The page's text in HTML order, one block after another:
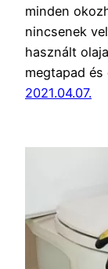
minden
nincsenek
használt
megtapad
2021.04.07.